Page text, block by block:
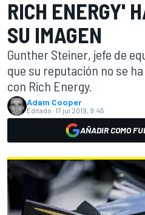
RICH ENERGY'
SU IMAGEN
Gunther Steiner, jefe de
que su reputación no se
con Rich Energy.
Adam Cooper
Editado: 17 jul 2019, 9:45
AÑADIR COMO